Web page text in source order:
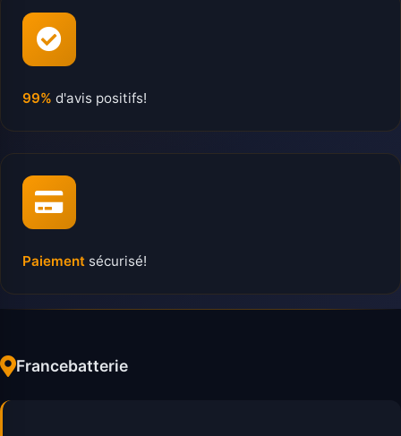
99% d'avis positifs!
Paiement sécurisé!
Francebatterie